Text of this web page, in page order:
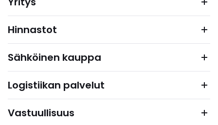
Hinnastot
Sähköinen kauppa
Logistiikan palvelut
Vastuullisuus